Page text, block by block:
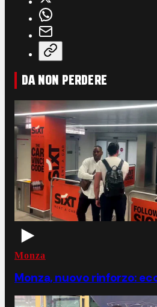
DA NON PERDERE
Monza
Monza, nuovo rinforzo: